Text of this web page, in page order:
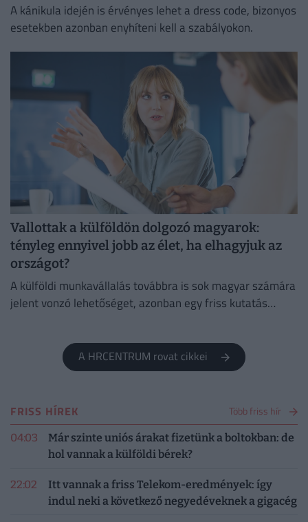
A kánikula idején is érvényes lehet a dress code, bizonyos
esetekben azonban enyhíteni kell a szabályokon.
Vallottak a külföldön dolgozó magyarok:
tényleg ennyivel jobb az élet, ha elhagyjuk az
országot?
A külföldi munkavállalás továbbra is sok magyar számára
jelent vonzó lehetőséget, azonban egy friss kutatás
A HRCENTRUM rovat cikkei
FRISS HÍREK Több friss hír
04:03
Már szinte uniós árakat fizetünk a boltokban: de
hol vannak a külföldi bérek?
22:02
Itt vannak a friss Telekom-eredmények: így
indul neki a következő negyedéveknek a gigacég